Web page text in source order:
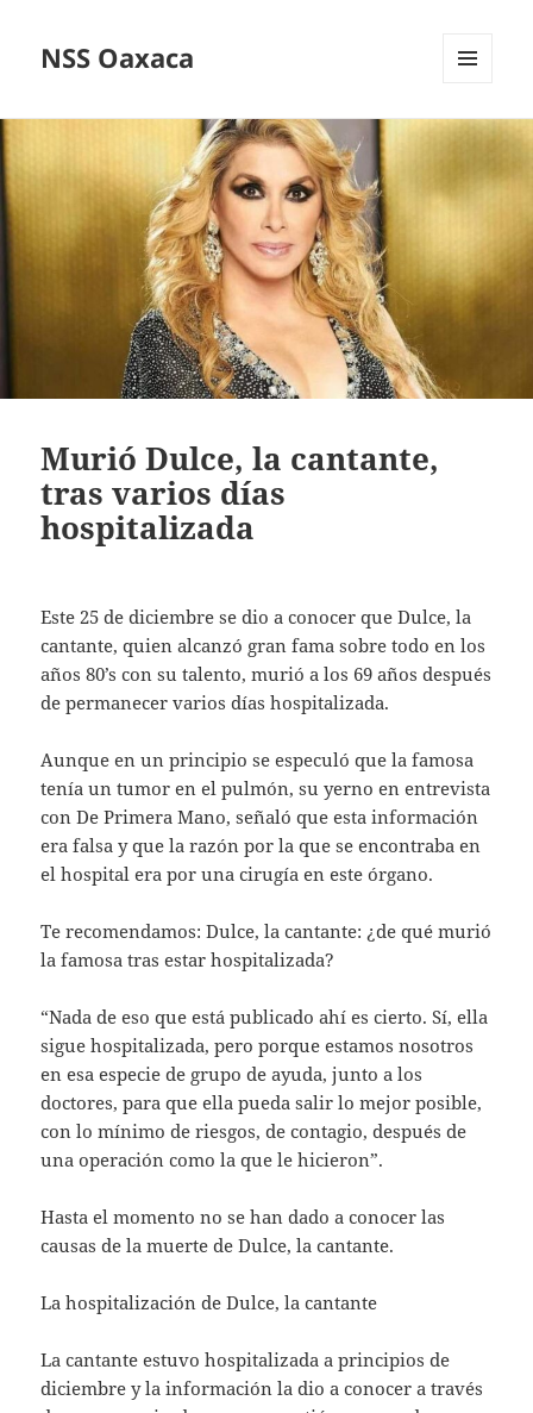
NSS Oaxaca
WIDGETS
Murió Dulce, la cantante,
tras varios días
hospitalizada
Este 25 de diciembre se dio a conocer que Dulce, la
cantante, quien alcanzó gran fama sobre todo en los
años 80’s con su talento, murió a los 69 años después
de permanecer varios días hospitalizada.
Aunque en un principio se especuló que la famosa
tenía un tumor en el pulmón, su yerno en entrevista
con De Primera Mano, señaló que esta información
era falsa y que la razón por la que se encontraba en
el hospital era por una cirugía en este órgano.
Te recomendamos: Dulce, la cantante: ¿de qué murió
la famosa tras estar hospitalizada?
“Nada de eso que está publicado ahí es cierto. Sí, ella
sigue hospitalizada, pero porque estamos nosotros
en esa especie de grupo de ayuda, junto a los
doctores, para que ella pueda salir lo mejor posible,
con lo mínimo de riesgos, de contagio, después de
una operación como la que le hicieron”.
Hasta el momento no se han dado a conocer las
causas de la muerte de Dulce, la cantante.
La hospitalización de Dulce, la cantante
La cantante estuvo hospitalizada a principios de
diciembre y la información la dio a conocer a través